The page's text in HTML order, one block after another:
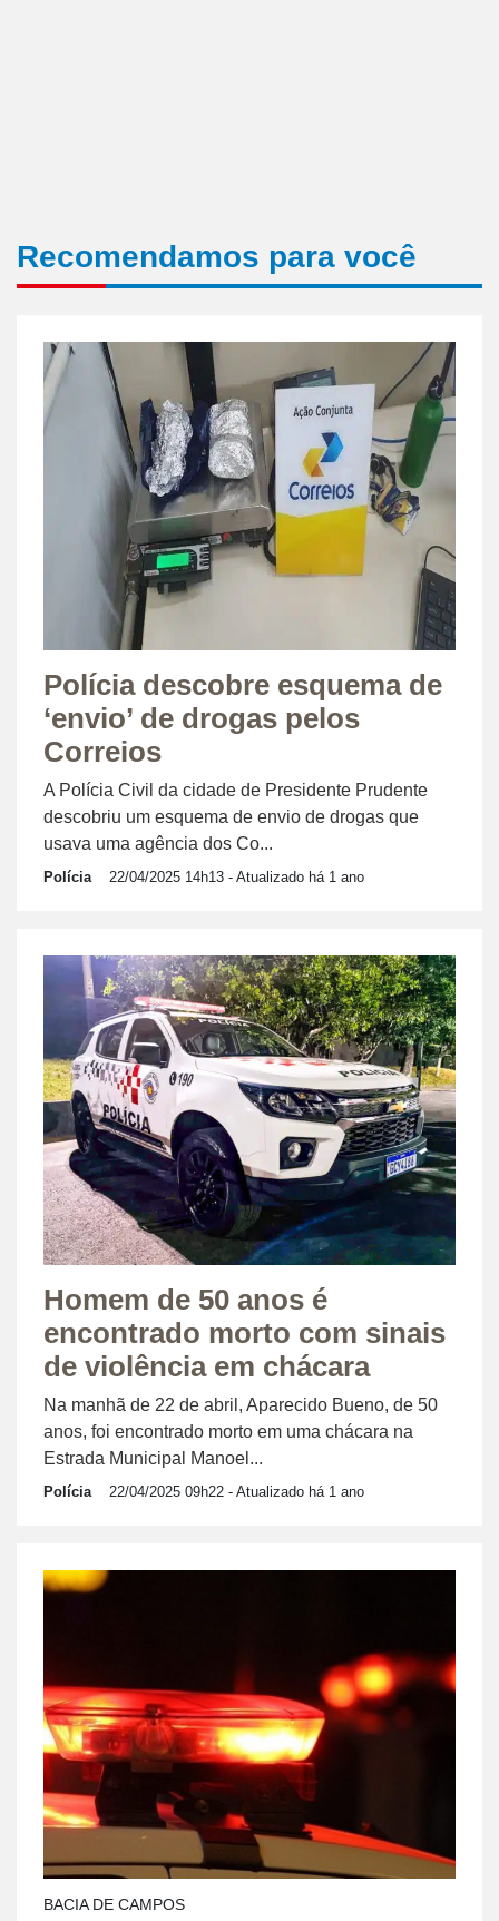
Recomendamos para você
Polícia descobre esquema de
‘envio’ de drogas pelos
Correios
A Polícia Civil da cidade de Presidente Prudente
descobriu um esquema de envio de drogas que
usava uma agência dos Co...
Polícia 22/04/2025 14h13 - Atualizado há 1 ano
Homem de 50 anos é
encontrado morto com sinais
de violência em chácara
Na manhã de 22 de abril, Aparecido Bueno, de 50
anos, foi encontrado morto em uma chácara na
Estrada Municipal Manoel...
Polícia 22/04/2025 09h22 - Atualizado há 1 ano
BACIA DE CAMPOS